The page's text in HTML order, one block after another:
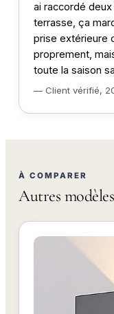
ai raccordé
terrasse, ça
prise extérieure
proprement,
toute la saison
— Client vérifié,
À COMPARER
Autres